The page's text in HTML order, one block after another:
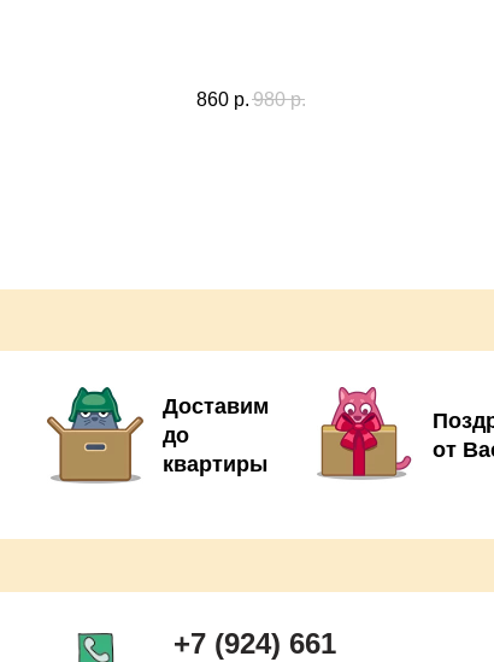
860 р. 980 р.
Доставим
до
квартиры
от
+7 (924) 661